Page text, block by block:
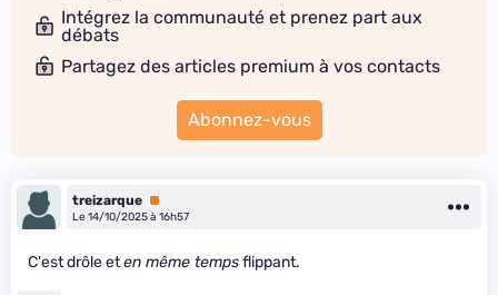
Intégrez la communauté et prenez part aux
débats
Partagez des articles premium à vos contacts
Abonnez-vous
treizarque Premium
Le 14/10/2025 à 16h57
C'est drôle eten même tempsflippant.